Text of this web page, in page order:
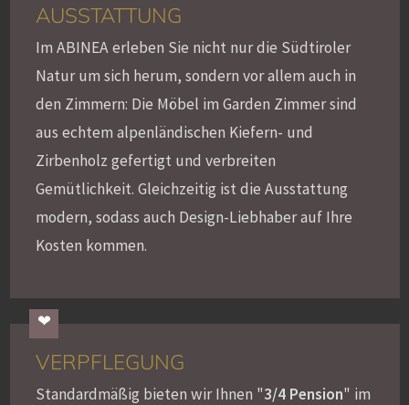
AUSSTATTUNG
Im ABINEA erleben Sie nicht nur die Südtiroler
Natur um sich herum, sondern vor allem auch in
den Zimmern: Die Möbel im Garden Zimmer sind
aus echtem alpenländischen Kiefern- und
Zirbenholz gefertigt und verbreiten
Gemütlichkeit. Gleichzeitig ist die Ausstattung
modern, sodass auch Design-Liebhaber auf Ihre
Kosten kommen.
VERPFLEGUNG
Standardmäßig bieten wir Ihnen "3/4 Pension" im